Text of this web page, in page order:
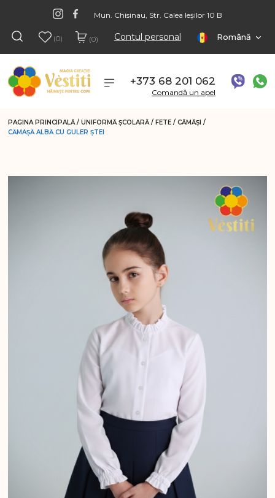
Mun. Chisinau, Str. Calea Ieșilor 10 B
(0) (0) Contul personal Română
+373 68 201 062
Comandă un apel
PAGINA PRINCIPALĂ / UNIFORMĂ ŞCOLARĂ / FETE / CĂMĂŞI /
CĂMAȘĂ ALBĂ CU GULER ȘTEI